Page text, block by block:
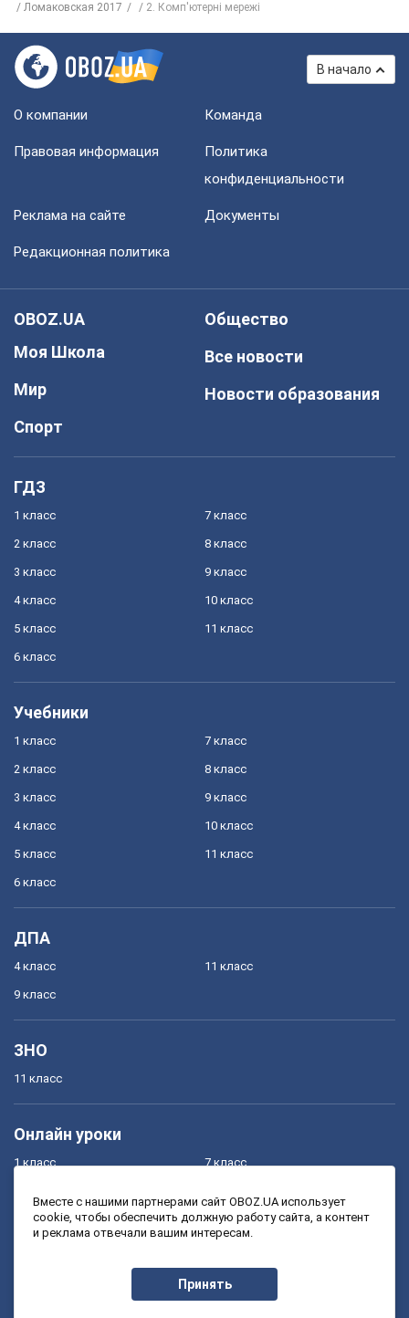
Ломаковская 2017
2. Комп'ютерні мережі
В начало
О компании Команда
Правовая информация
Политика
конфиденциальности
Реклама на сайте Документы
Редакционная политика
OBOZ.UA
Моя Школа
Мир
Спорт
Общество
Все новости
Новости образования
ГДЗ
1 класс
2 класс
3 класс
4 класс
5 класс
6 класс
7 класс
8 класс
9 класс
10 класс
11 класс
Учебники
1 класс
2 класс
3 класс
4 класс
5 класс
6 класс
7 класс
8 класс
9 класс
10 класс
11 класс
ДПА
4 класс
9 класс
11 класс
ЗНО
11 класс
Онлайн уроки
1 класс
3 класс
7 класс
9 класс
Вместе с нашими партнерами сайт OBOZ.UA использует
cookie, чтобы обеспечить должную работу сайта, а контент
и реклама отвечали вашим интересам.
Принять